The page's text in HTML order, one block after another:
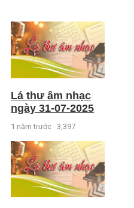
Lá thư âm nhạc
ngày 31-07-2025
1 năm trước 3,397